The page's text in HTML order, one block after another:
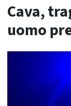
Cava,
uomo